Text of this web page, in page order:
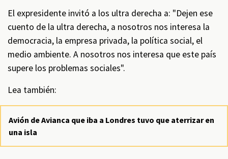
El expresidente invitó a los ultra derecha a: "Dejen ese
cuento de la ultra derecha, a nosotros nos interesa la
democracia, la empresa privada, la política social, el
medio ambiente. A nosotros nos interesa que este país
supere los problemas sociales".
Lea también:
Avión de Avianca que iba a Londres tuvo que aterrizar en
una isla